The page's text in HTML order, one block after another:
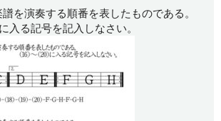
を演奏する順番を表したものである。
入る記号を記入しなさい。